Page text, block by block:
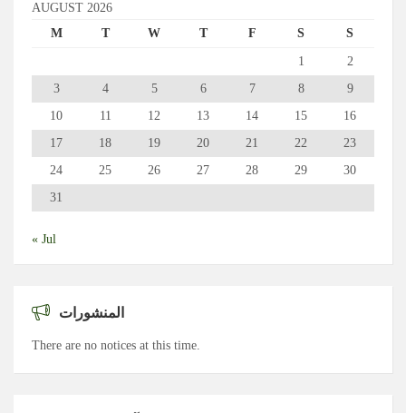
AUGUST 2026
M
T W T F S S
1
2
3
4 5 6 7 8
9
10
11 12 13 14 15
16
17
18 19 20 21 22
23
24
25 26 27 28 29
30
31
« Jul
المنشورات
There are no notices at this time.